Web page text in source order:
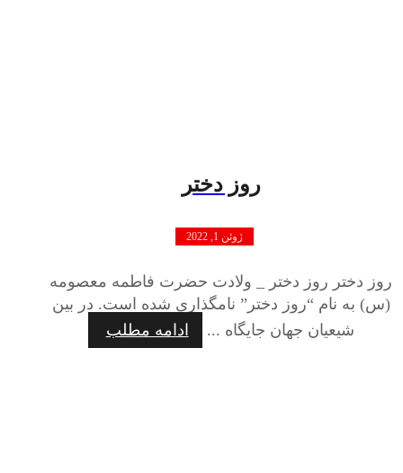
روز دختر
ژوئن 1, 2022
روز دختر روز دختر _ ولادت حضرت فاطمه معصومه
(س) به نام “روز دختر” نامگذاری شده است. در بین
شیعیان جهان جایگاه ...
ادامه مطلب